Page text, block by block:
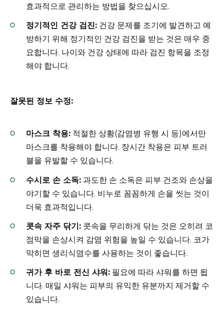
효과적으로 관리하는 방법을 찾으십시오.
정기적인 건강 검진: 건강 문제를 조기에 발견하고 예
방하기 위해 정기적인 건강 검진을 받는 것은 매우 중
요합니다. 나이와 건강 상태에 따라 검진 항목을 조정
해야 합니다.
잘못된 정보 수정:
마스크 착용: 적절한 상황(감염병 유행 시 등)에서만
마스크를 착용해야 합니다. 장시간 착용은 피부 트러
블을 유발할 수 있습니다.
수시로 손 소독: 과도한 손 소독은 피부 건조와 손상을
야기할 수 있습니다. 비누로 꼼꼼하게 손을 씻는 것이
더욱 효과적입니다.
콧속 자주 닦기: 콧속을 무리하게 닦는 것은 오히려 코
점막을 손상시켜 감염 위험을 높일 수 있습니다. 코가
막히면 생리식염수를 사용하는 것이 좋습니다.
귀가 후 바로 전신 샤워: 필요에 따라 샤워를 하면 됩
니다. 매일 샤워는 피부의 유익한 유분까지 제거할 수
있습니다.